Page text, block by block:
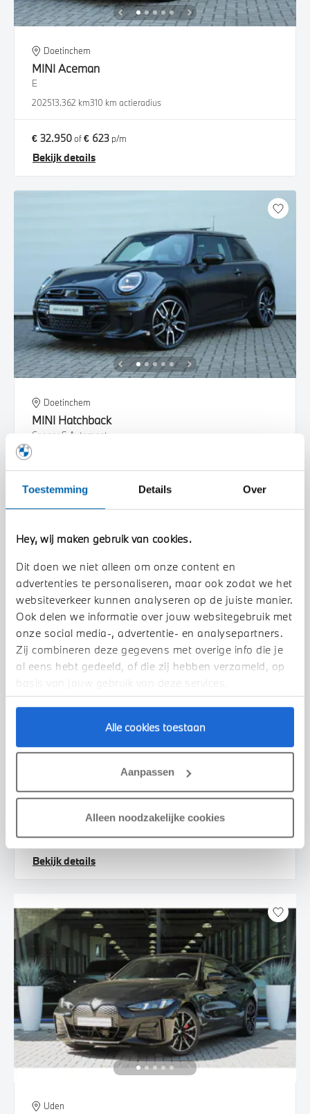
Toestemming Details Over
Hey, wij maken gebruik van cookies.
Dit doen we niet alleen om onze content en
advertenties te personaliseren, maar ook zodat we het
websiteverkeer kunnen analyseren op de juiste manier.
Ook delen we informatie over jouw websitegebruik met
onze social media-, advertentie- en analysepartners.
Zij combineren deze gegevens met overige info die je
al eens hebt gedeeld, of die zij hebben verzameld, op
basis van jouw gebruik van deze services.
Alle cookies toestaan
Aanpassen
Alleen noodzakelijke cookies
Doetinchem
MINIAceman
E
202513.362 km310 km actieradius
€ 32.950of€ 623 p/m
Bekijk details
Doetinchem
MINI Hatchback
Cooper S Automaat
€ 36.950of€ 699
Bekijk details
Uden
€ 69.950of€ 1.324p/m
Bekijk details
Uden